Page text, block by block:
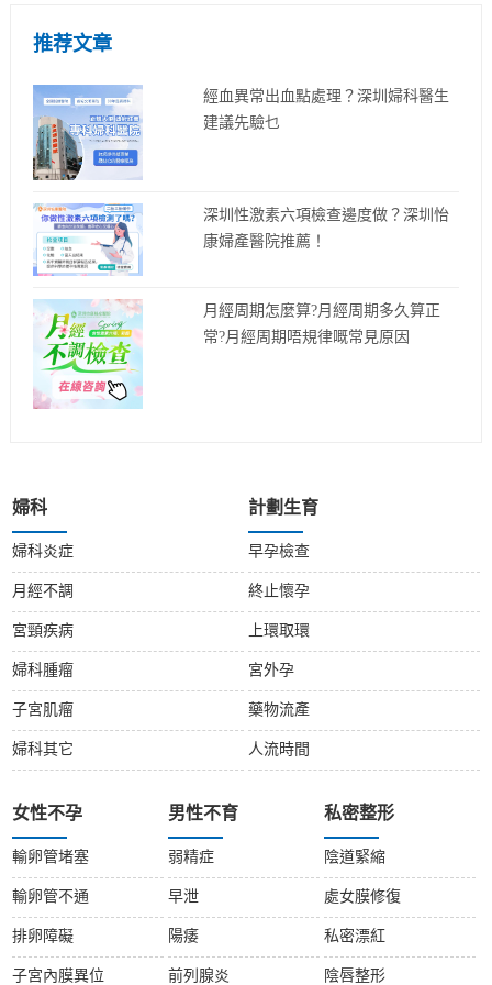
推荐文章
經血異常出血點處理？深圳婦科醫生
建議先驗乜
深圳性激素六項檢查邊度做？深圳怡
康婦產醫院推薦！
月經周期怎麼算?月經周期多久算正
常?月經周期唔規律嘅常見原因
婦科
婦科炎症
月經不調
宮頸疾病
婦科腫瘤
子宮肌瘤
婦科其它
計劃生育
早孕檢查
終止懷孕
上環取環
宮外孕
藥物流產
人流時間
女性不孕
輸卵管堵塞
輸卵管不通
排卵障礙
子宮內膜異位
男性不育
弱精症
早泄
陽痿
前列腺炎
私密整形
陰道緊縮
處女膜修復
私密漂紅
陰唇整形